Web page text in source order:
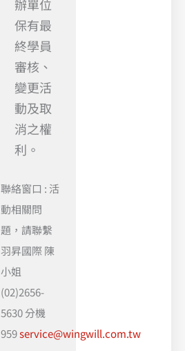
辦單位
保有最
終學員
審核、
變更活
動及取
消之權
利。
聯絡窗口 : 活
動相關問
題，請聯繫
羽昇國際 陳
小姐
(02)2656-
5630 分機
959service@wingwill.com.tw